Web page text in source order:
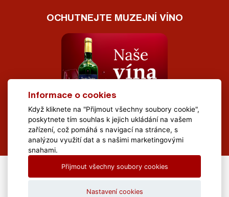
OCHUTNEJTE MUZEJNÍ VÍNO
All Rights Reserved Muzeum Brněnska © 2020, Webdesign by
Informace o cookies
Když kliknete na "Přijmout všechny soubory cookie",
poskytnete tím souhlas k jejich ukládání na vašem
zařízení, což pomáhá s navigací na stránce, s
analýzou využití dat a s našimi marketingovými
snahami.
Přijmout všechny soubory cookies
Nastavení cookies